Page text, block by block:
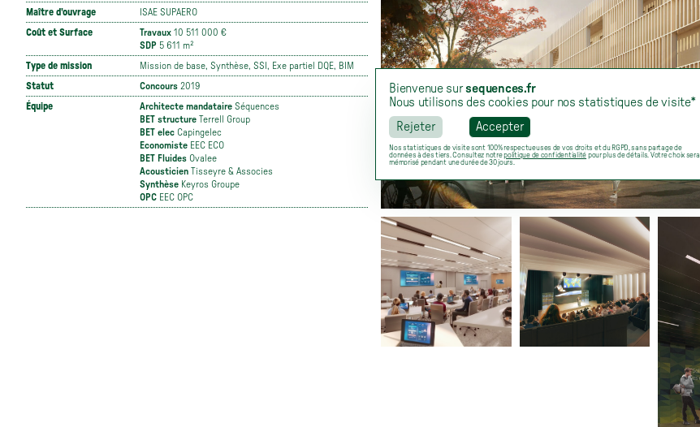
Maître d'ouvrage
ISAE SUPAERO
Coût et Surface Travaux 10 511 000 €
SDP 5 611 m²
Type de mission Mission de base, Synthèse, SSI, Exe partiel DQE, BIM
Statut Concours 2019
Équipe Architecte mandataire Séquences
BET structure Terrell Group
BET elec Capingelec
Economiste EEC ECO
BET Fluides Ovalee
Acousticien Tisseyre & Associes
Synthèse Keyros Groupe
OPC EEC OPC
Bienvenue sursequences.fr
Nous utilisons des cookies pour nos statistiques de visite*
Rejeter
Accepter
Nos statistiques de visite sont 100% respectueuses de vos droits et du RGPD, sans partage de
données à des tiers. Consultez notrepolitique de confidentialité pour plus de détails. Votre choix sera
mémorisé pendant une durée de 30 jours.